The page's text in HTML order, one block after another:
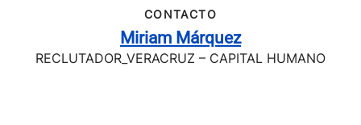
CONTACTO
Miriam Márquez
RECLUTADOR_VERACRUZ – CAPITAL HUMANO